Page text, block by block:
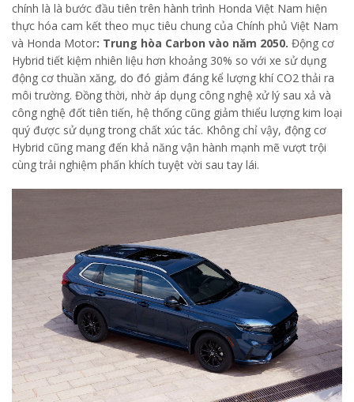
chính là là bước đầu tiên trên hành trình Honda Việt Nam hiện
thực hóa cam kết theo mục tiêu chung của Chính phủ Việt Nam
và Honda Motor: Trung hòa Carbon vào năm 2050. Động cơ
Hybrid tiết kiệm nhiên liệu hơn khoảng 30% so với xe sử dụng
động cơ thuần xăng, do đó giảm đáng kể lượng khí CO2 thải ra
môi trường. Đồng thời, nhờ áp dụng công nghệ xử lý sau xả và
công nghệ đốt tiên tiến, hệ thống cũng giảm thiểu lượng kim loại
quý được sử dụng trong chất xúc tác. Không chỉ vậy, động cơ
Hybrid cũng mang đến khả năng vận hành mạnh mẽ vượt trội
cùng trải nghiệm phấn khích tuyệt vời sau tay lái.